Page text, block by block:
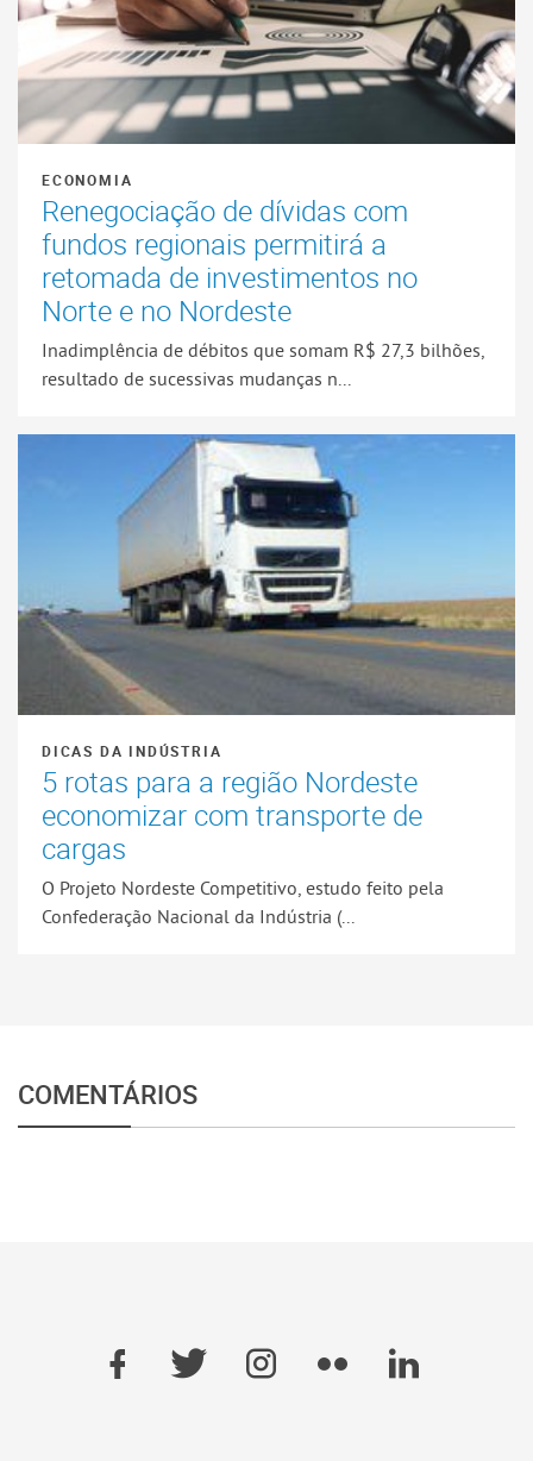
ECONOMIA
Renegociação de dívidas com
fundos regionais permitirá a
retomada de investimentos no
Norte e no Nordeste
Inadimplência de débitos que somam R$ 27,3 bilhões,
resultado de sucessivas mudanças n...
DICAS DA INDÚSTRIA
5 rotas para a região Nordeste
economizar com transporte de
cargas
O Projeto Nordeste Competitivo, estudo feito pela
Confederação Nacional da Indústria (...
COMENTÁRIOS